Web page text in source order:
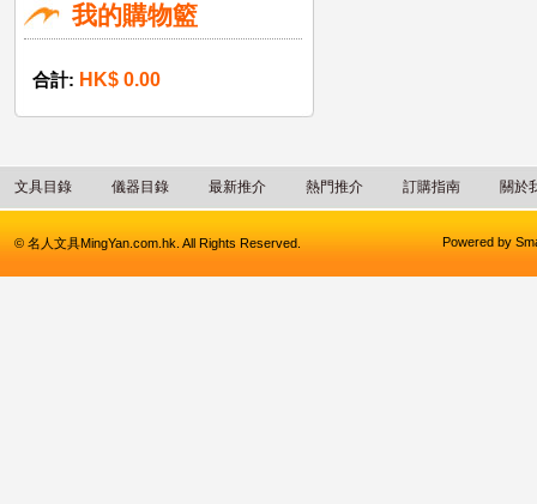
我的購物籃
合計: HK$ 0.00
文具目錄 儀器目錄 最新推介 熱門推介 訂購指南 關於
© 名人文具MingYan.com.hk. All Rights Reserved. Powered by